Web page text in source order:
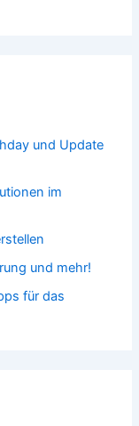
und Update
im
und mehr!
für das